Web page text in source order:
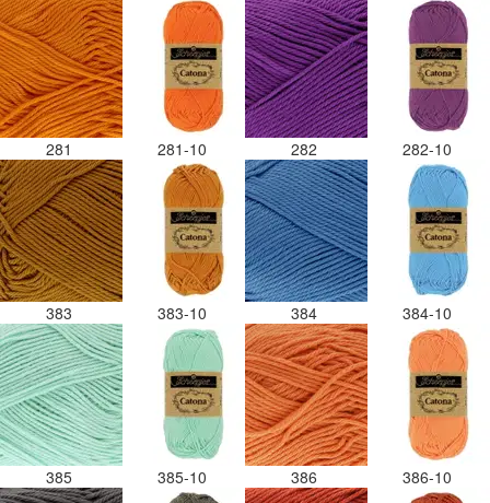
281 281-10 282 282-10
383 383-10 384 384-10
385 385-10 386 386-10